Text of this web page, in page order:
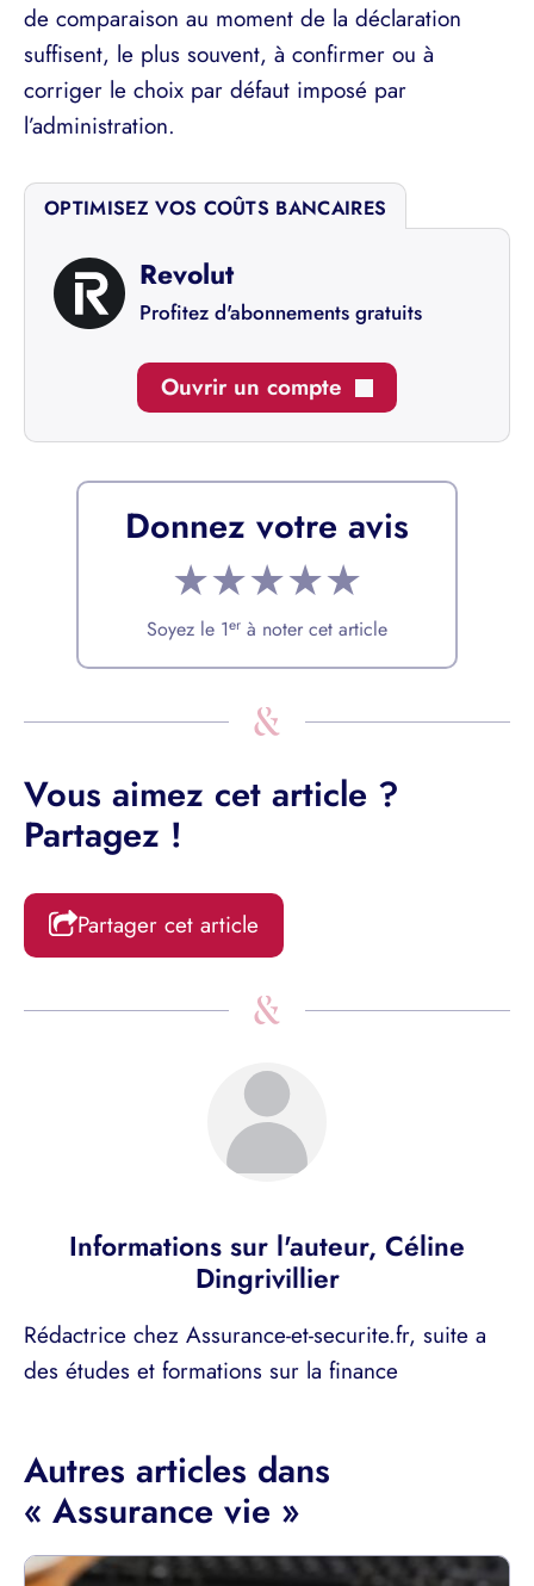
de comparaison au moment de la déclaration
suffisent, le plus souvent, à confirmer ou à
corriger le choix par défaut imposé par
l’administration.
OPTIMISEZ VOS COÛTS BANCAIRES
Revolut
Profitez d'abonnements gratuits
Ouvrir un compte
Donnez votre avis
★★★★★
Soyez le 1er à noter cet article
Vous aimez cet article ?
Partagez !
Partager cet article
Informations sur l'auteur, Céline
Dingrivillier
Rédactrice chez Assurance-et-securite.fr, suite a
des études et formations sur la finance
Autres articles dans
« Assurance vie »